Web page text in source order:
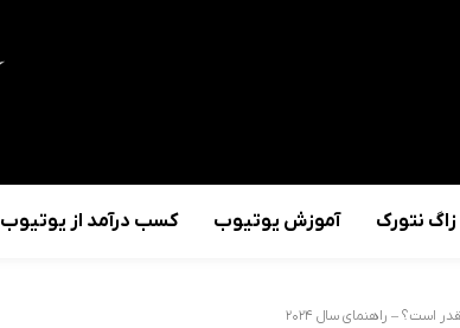
نتورک آموزش یوتیوب کسب درآمد از یوتیوب
است؟ – راهنمای سال ۲۰۲۴